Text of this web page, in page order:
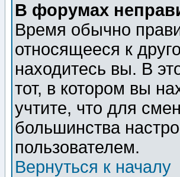
В форумах
Время обычно
относящееся к
находитесь вы. В
тот, в котором вы
учтите, что для
большинства
пользователем.
Вернуться к началу